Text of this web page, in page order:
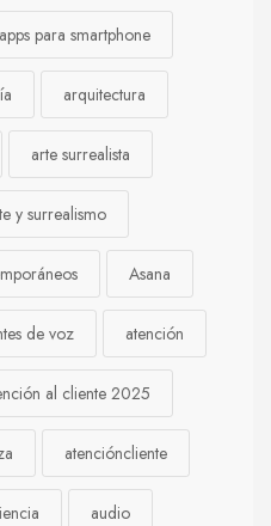
apps para smartphone
arquitectura
arte surrealista
y surrealismo
Asana
de voz atención
al cliente 2025
atencióncliente
audio